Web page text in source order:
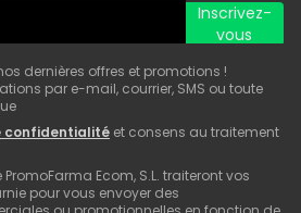
Inscrivez-
vous
dernières offres et promotions !
par e-mail, courrier, SMS ou toute
confidentialité et consens au traitement
Ecom, S.L. traiteront vos
pour vous envoyer des